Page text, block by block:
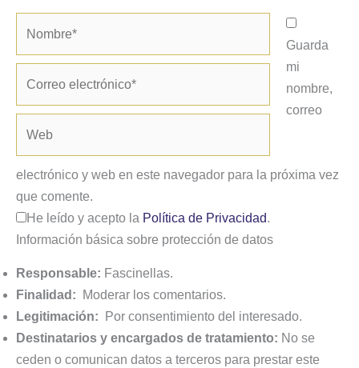
Guarda
mi
nombre,
correo
electrónico y web en este navegador para la próxima vez
que comente.
He leído y acepto la Política de Privacidad.
Información básica sobre protección de datos
Responsable: Fascinellas.
Finalidad: Moderar los comentarios.
Legitimación: Por consentimiento del interesado.
Destinatarios y encargados de tratamiento: No se
ceden o comunican datos a terceros para prestar este